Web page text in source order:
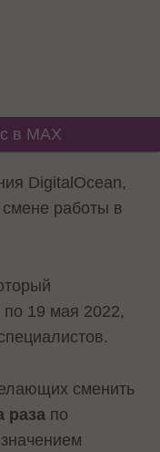
в MAX
DigitalOcean,
работы в
19 мая 2022,
сменить
раза по